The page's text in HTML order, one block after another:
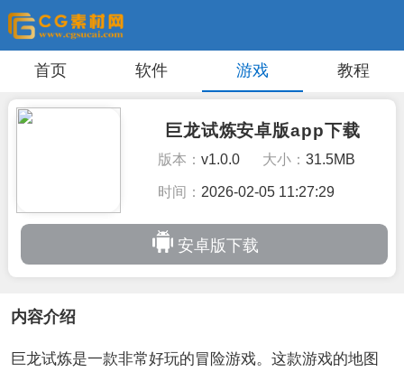
首页 软件 游戏 教程
巨龙试炼安卓版app下载
版本： v1.0.0 大小：31.5MB
时间： 2026-02-05 11:27:29
安卓版下载
内容介绍
巨龙试炼是一款非常好玩的冒险游戏。这款游戏的地图